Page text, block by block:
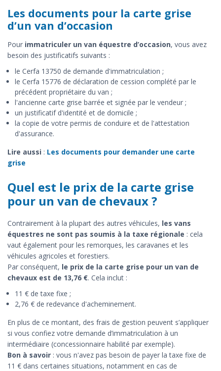
Les documents pour la carte grise
d’un van d’occasion
Pour immatriculer un van équestre d’occasion, vous avez
besoin des justificatifs suivants :
le Cerfa 13750 de demande d'immatriculation ;
le Cerfa 15776 de déclaration de cession complété par le
précédent propriétaire du van ;
l'ancienne carte grise barrée et signée par le vendeur ;
un justificatif d'identité et de domicile ;
la copie de votre permis de conduire et de l'attestation
d'assurance.
Lire aussi : Les documents pour demander une carte
grise
Quel est le prix de la carte grise
pour un van de chevaux ?
Contrairement à la plupart des autres véhicules, les vans
équestres ne sont pas soumis à la taxe régionale : cela
vaut également pour les remorques, les caravanes et les
véhicules agricoles et forestiers.
Par conséquent, le prix de la carte grise pour un van de
chevaux est de 13,76 €. Cela inclut :
11 € de taxe fixe ;
2,76 € de redevance d'acheminement.
En plus de ce montant, des frais de gestion peuvent s’appliquer
si vous confiez votre demande d’immatriculation à un
intermédiaire (concessionnaire habilité par exemple).
Bon à savoir : vous n'avez pas besoin de payer la taxe fixe de
11 € dans certaines situations, notamment en cas de